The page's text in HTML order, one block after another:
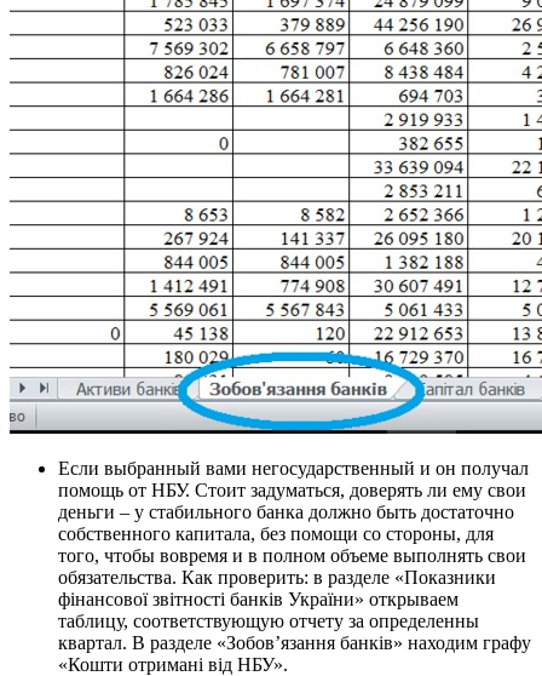
Если выбранный вами негосударственный и он получал
помощь от НБУ. Стоит задуматься, доверять ли ему свои
деньги – у стабильного банка должно быть достаточно
собственного капитала, без помощи со стороны, для
того, чтобы вовремя и в полном объеме выполнять свои
обязательства. Как проверить: в разделе «Показники
фінансової звітності банків України» открываем
таблицу, соответствующую отчету за определенны
квартал. В разделе «Зобов’язання банків» находим графу
«Кошти отримані від НБУ».